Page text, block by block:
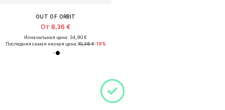
OUT OF ORBIT
От 8,36 €
Изначальная цена: 34,90 €
Последняя самая низкая цена:10,36 €-19%